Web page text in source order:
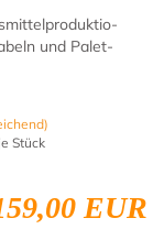
und Pa­let­
Stück
EUR